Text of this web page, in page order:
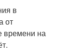
в
от
времени на